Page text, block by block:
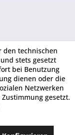
den technischen
stets gesetzt
bei Benutzung
dienen oder die
Netzwerken
gesetzt.